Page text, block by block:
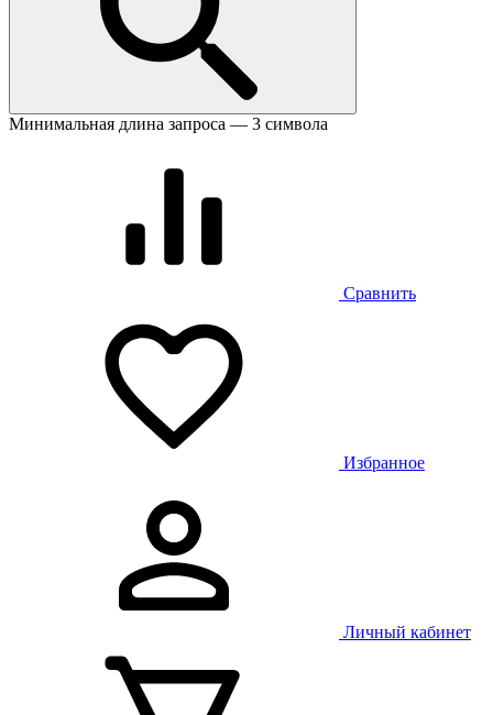
Минимальная длина запроса — 3 символа
Сравнить
Избранное
Личный кабинет